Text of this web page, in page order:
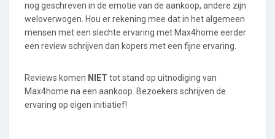
nog geschreven in de emotie van de aankoop, andere zijn
weloverwogen. Hou er rekening mee dat in het algemeen
mensen met een slechte ervaring met Max4home eerder
een review schrijven dan kopers met een fijne ervaring.
Reviews komen NIET tot stand op uitnodiging van
Max4home na een aankoop. Bezoekers schrijven de
ervaring op eigen initiatief!